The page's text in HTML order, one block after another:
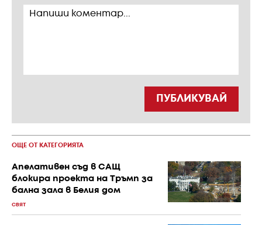
ПУБЛИКУВАЙ
ОЩЕ ОТ КАТЕГОРИЯТА
Апелативен съд в САЩ
блокира проекта на Тръмп за
бална зала в Белия дом
СВЯТ